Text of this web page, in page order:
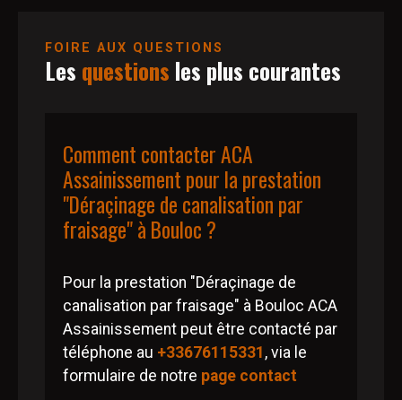
FOIRE AUX QUESTIONS
Les questions les plus courantes
Comment contacter ACA
Assainissement pour la prestation
"Déraçinage de canalisation par
fraisage" à Bouloc ?
Pour la prestation "Déraçinage de
canalisation par fraisage" à Bouloc ACA
Assainissement peut être contacté par
téléphone au +33676115331 , via le
formulaire de notre page contact